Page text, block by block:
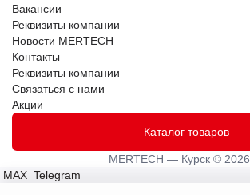
Вакансии
Реквизиты компании
Новости MERTECH
Контакты
Реквизиты компании
Связаться с нами
Акции
Каталог товаров
MERTECH — Курск © 2026
MAX Telegram